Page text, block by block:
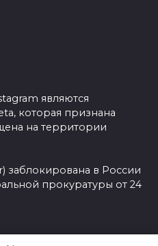
являются
которая признана
на территории
заблокирована в России
прокуратуры от 24